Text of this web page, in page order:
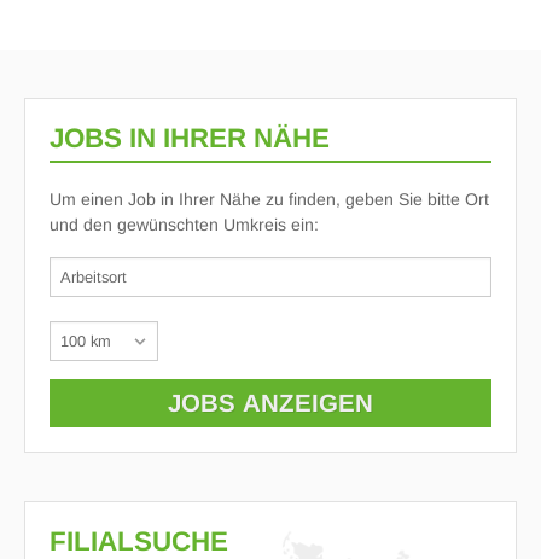
JOBS IN IHRER NÄHE
Um einen Job in Ihrer Nähe zu finden, geben Sie bitte Ort
und den gewünschten Umkreis ein:
FILIALSUCHE